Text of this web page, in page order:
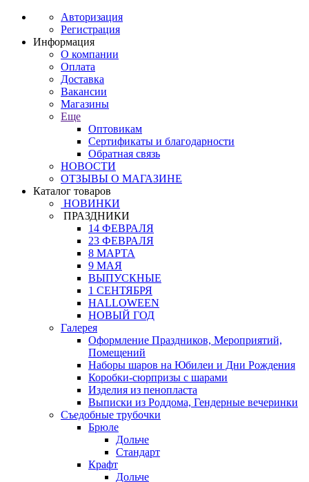
Авторизация
Регистрация
Информация
О компании
Оплата
Доставка
Вакансии
Магазины
Еще
Оптовикам
Сертификаты и благодарности
Обратная связь
НОВОСТИ
ОТЗЫВЫ О МАГАЗИНЕ
Каталог товаров
НОВИНКИ
ПРАЗДНИКИ
14 ФЕВРАЛЯ
23 ФЕВРАЛЯ
8 МАРТА
9 МАЯ
ВЫПУСКНЫЕ
1 СЕНТЯБРЯ
HALLOWEEN
НОВЫЙ ГОД
Галерея
Оформление Праздников, Мероприятий,
Помещений
Наборы шаров на Юбилеи и Дни Рождения
Коробки-сюрпризы с шарами
Изделия из пенопласта
Выписки из Роддома, Гендерные вечеринки
Съедобные трубочки
Брюле
Дольче
Стандарт
Крафт
Дольче